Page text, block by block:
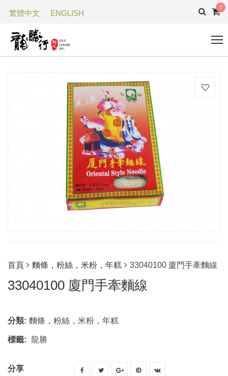
繁體中文 ENGLISH
0
首頁 麵條，粉絲，米粉，年糕 33040100 廈門手牽麵線
33040100 廈門手牽麵線
分類: 麵條，粉絲，米粉，年糕
標籤: 龍勝
分享